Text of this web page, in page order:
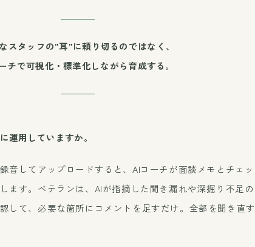
スタッフの"耳"に頼り切るのではなく、
チで可視化・標準化しながら育成する。
運用していますか。
音してアップロードすると、AIコーチが面談メモとチェッ
ます。ベテランは、AIが指摘した聞き漏れや深掘り不足の
して、必要な箇所にコメントを足すだけ。全部を聞き直す